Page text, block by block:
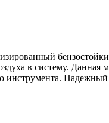
в систему. Данная
инструмента.